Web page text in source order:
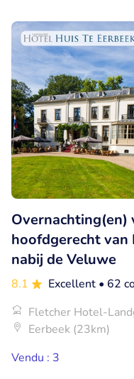
hoofdgerecht van
nabij de Veluwe
8.1 Excellent • 62
Fletcher Hotel-
Eerbeek (23km)
Vendu : 3